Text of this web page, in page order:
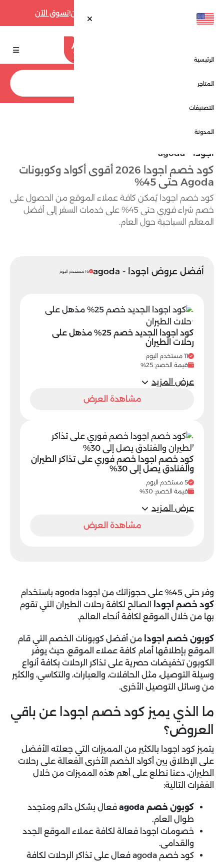
تسوق الآن
الرئيسية
المتاجر
التصنيفات
المدونة
اجودا - agoda
كود خصم اجودا 2026 أقوى أكواد وكوبونات
Agoda حتى 45%
كود خصم اجودا يُمكن كافة عملاء الموقع من الحصول على
خصم شراء فوري حتى 45% على خدمات السفر إلى أفضل
المعالم السياحية حول العام.
أفضل عروض اجودا - agoda 16 مستخدم اليوم
كود اجودا الجديد خصم 25% مذهل على
رحلات الطيران
11 مستخدم اليوم
قيمة الخصم: 25%
عرض المزيد
مشاهدة العرض
كود خصم اجودا خصم فوري على تذاكر الطيران
والفنادق يصل إلى 30%
5 مستخدم اليوم
قيمة الخصم: 30%
عرض المزيد
مشاهدة العرض
وفر حتى 45% على حجوزاتك من اجودا agoda باستخدام
كود خصم اجودا
الصالح لكافة رحلات الطيران التي تقوم
بها من خلال الموقع لكافة أنحاء العالم.
كوبون خصم اجودا من أفضل كوبونات الخصم التي قام
الموقع بإطلاقها أمام كافة عملاء الموقع، حيث يوفر
الكوبون تخفيضات حصرية على تذاكر الرحلات بكافة أنواع
وسيلة التوصيل، مثل الحافلات، والعبارات، والتكاسي، والكثير
من وسائل التوصيل الأخرى.
ما الذي يميز كود خصم اجودا عن باقي
العروض؟
يتميز كود اجودا بالكثير من المميزات التي جعلته الأفضل
على الإطلاق بين أكواد الخصم الأخرى الفعالة على رحلات
الطيران، دعنا نطلع على أهم هذه المميزات من خلال
الفقرات التالية:
كوبون خصم agoda
فعال بشكل دائم ومتجدد
طوال العام.
خصومات اجودا فعالة لكافة عملاء الموقع الجدد
والقدامى.
كود خصم agoda فعال على تذاكر الرحلات لكافة